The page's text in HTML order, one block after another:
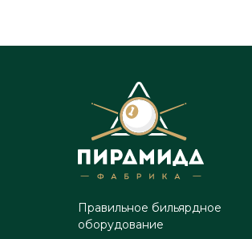
Правильное бильярдное
оборудование